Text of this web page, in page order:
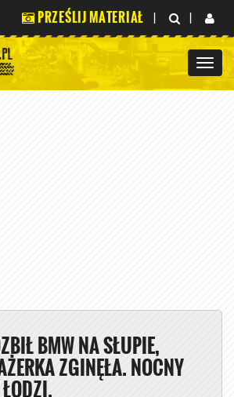
PRZEŚLIJ MATERIAŁ | |
BMW NA SŁUPIE,
ZGINĘŁA. NOCNY